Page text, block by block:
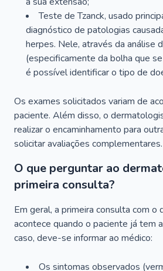
Teste de Tzanck, usado
diagnóstico de patologias
herpes. Nele, através da análise
(especificamente da bolha que
é possível identificar o tipo de
Os exames solicitados variam de
paciente. Além disso, o
realizar o encaminhamento para
solicitar avaliações complementares.
O que perguntar ao
primeira consulta?
Em geral, a primeira consulta com o
acontece quando o paciente já tem
caso, deve-se informar ao médico:
Os sintomas observados